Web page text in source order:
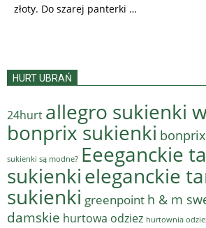
złoty. Do szarej panterki …
HURT UBRAŃ
24hurt allegro sukienki
bonprix sukienki
sukienki są modne? Eeeganckie
sukienkieleganckie
sukienki greenpoint h & m
damskie hurtowa odziez hurtownia